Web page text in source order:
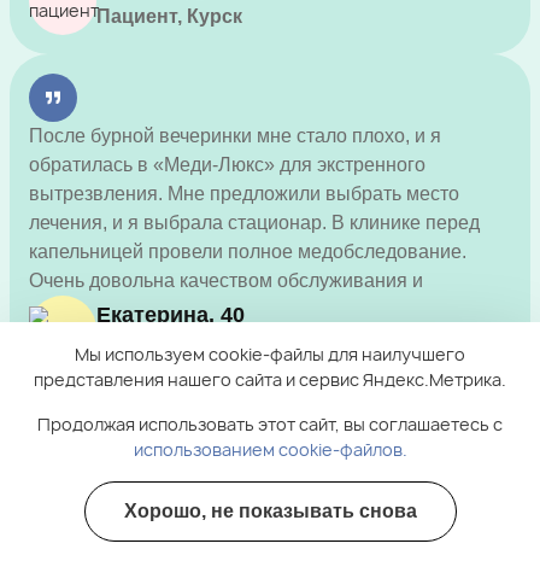
Пациент, Курск
После бурной вечеринки мне стало плохо, и я
обратилась в «Меди-Люкс» для экстренного
вытрезвления. Мне предложили выбрать место
лечения, и я выбрала стационар. В клинике перед
капельницей провели полное медобследование.
Очень довольна качеством обслуживания и
результатом!Екатерина, 40
Пациент, Курск
У меня есть хронические заболевания, поэтому я
решил обратиться в клинику «Меди-Люкс» для
экстренного вытрезвления. Принял решение пройти
Полезные курсы
Мы используем cookie-файлы для наилучшего
представления нашего сайта и сервис Яндекс.Метрика.
Продолжая использовать этот сайт, вы соглашаетесь с
использованием cookie-файлов.
Хорошо, не показывать снова